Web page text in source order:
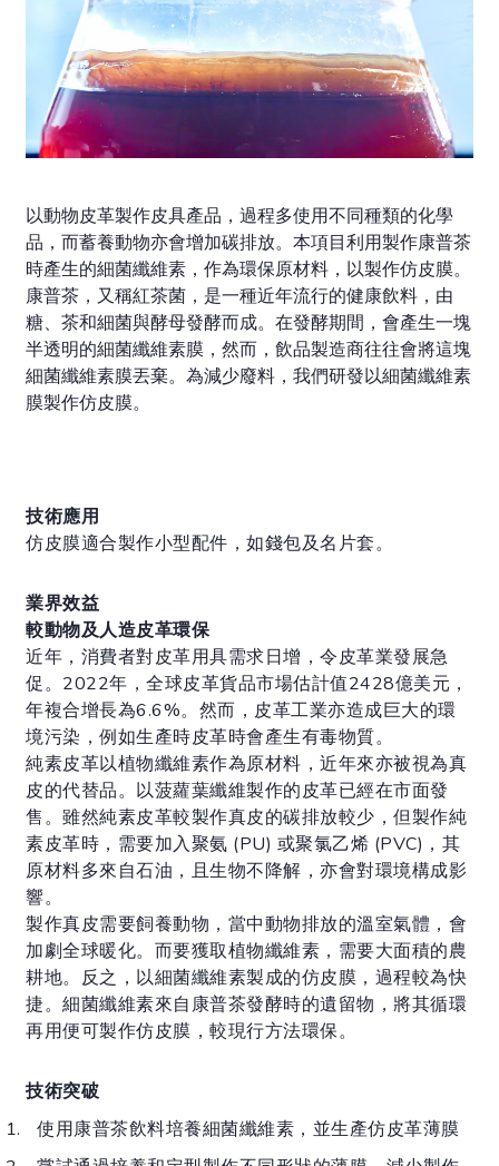
以動物皮革製作皮具產品，過程多使用不同種類的化學
品，而蓄養動物亦會增加碳排放。本項目利用製作康普茶
時產生的細菌纖維素，作為環保原材料，以製作仿皮膜。
康普茶，又稱紅茶菌，是一種近年流行的健康飲料，由
糖、茶和細菌與酵母發酵而成。在發酵期間，會產生一塊
半透明的細菌纖維素膜，然而，飲品製造商往往會將這塊
細菌纖維素膜丟棄。為減少廢料，我們研發以細菌纖維素
膜製作仿皮膜。
技術應用
仿皮膜適合製作小型配件，如錢包及名片套。
業界效益
較動物及人造皮革環保
近年，消費者對皮革用具需求日增，令皮革業發展急
促。2022年，全球皮革貨品市場估計值2428億美元，
年複合增長為6.6%。然而，皮革工業亦造成巨大的環
境污染，例如生產時皮革時會產生有毒物質。
純素皮革以植物纖維素作為原材料，近年來亦被視為真
皮的代替品。以菠蘿葉纖維製作的皮革已經在市面發
售。雖然純素皮革較製作真皮的碳排放較少，但製作純
素皮革時，需要加入聚氨 (PU) 或聚氯乙烯 (PVC)，其
原材料多來自石油，且生物不降解，亦會對環境構成影
響。
製作真皮需要飼養動物，當中動物排放的溫室氣體，會
加劇全球暖化。而要獲取植物纖維素，需要大面積的農
耕地。反之，以細菌纖維素製成的仿皮膜，過程較為快
捷。細菌纖維素來自康普茶發酵時的遺留物，將其循環
再用便可製作仿皮膜，較現行方法環保。
技術突破
使用康普茶飲料培養細菌纖維素，並生產仿皮革薄膜